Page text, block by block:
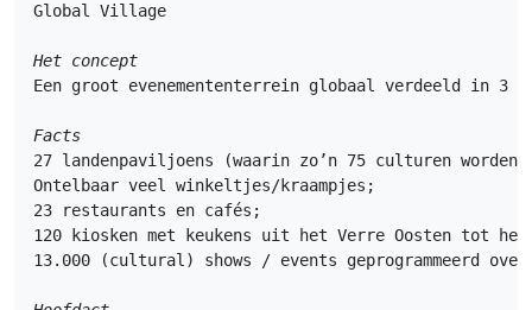
Global Village
Het concept
Een groot evenemententerrein globaal verdeeld in 3
Facts
27 landenpaviljoens (waarin zo’n 75 culturen worden
Ontelbaar veel winkeltjes/kraampjes;
23 restaurants en cafés;
120 kiosken met keukens uit het Verre Oosten tot